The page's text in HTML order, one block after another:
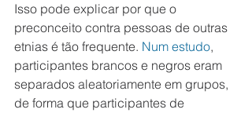
Isso pode explicar por que o
preconceito contra pessoas de outras
etnias é tão frequente. Num estudo,
participantes brancos e negros eram
separados aleatoriamente em grupos,
de forma que participantes de